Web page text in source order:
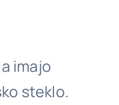
imajo
steklo.